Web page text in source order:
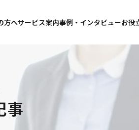
方へ
プト
ついて
サービス案内
お酒を売りたい
販で酒を売りたい
お酒を輸入して国内で売りたい
事例・インタビュー
お客様インタビュー
解決事例
お役
事
お客様インタビュー
お知らせ